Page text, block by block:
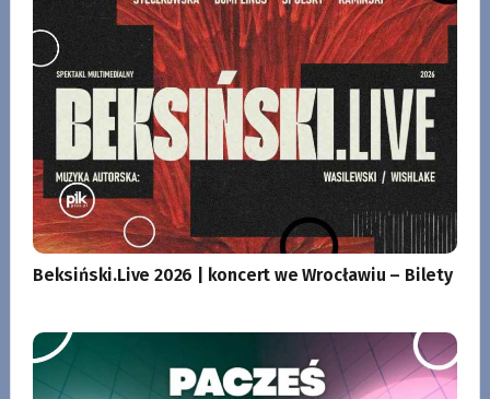
Beksiński.Live 2026 | koncert we Wrocławiu – Bilety